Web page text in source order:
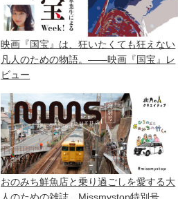
映画『国宝』は、狂いたくても狂えない
凡人のための物語。——映画『国宝』レ
ビュー
おのみち鮮魚店と乗り過ごしを愛する大